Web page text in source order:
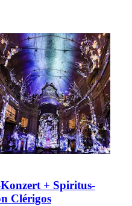
+ Spiritus-
Clérigos